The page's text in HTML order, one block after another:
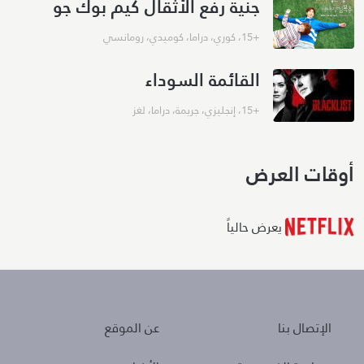
+15 ، كوري،دراما، كوميدي، رومانسي
القائمة السوداء
+15 ، إنجليزي،جريمة،دراما، لغز
أوقات العرض
يعرض حالياً
Policies
الإتصال بنا
About
عن الموقع